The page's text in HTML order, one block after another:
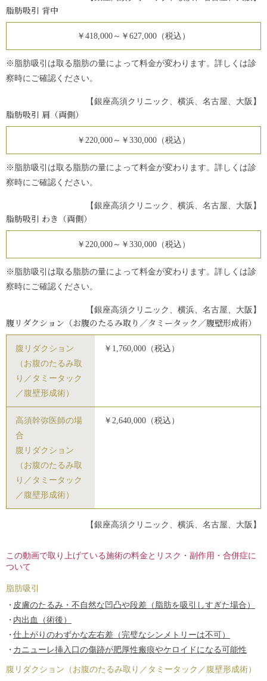
脂肪吸引 背中
￥418,000～￥627,000（税込）
※脂肪吸引は取る脂肪の量によって料金が変わります。詳しくは診
察時にご確認ください。
【銀座高須クリニック、横浜、名古屋、大阪】
脂肪吸引 肩（両側）
￥220,000～￥330,000（税込）
※脂肪吸引は取る脂肪の量によって料金が変わります。詳しくは診
察時にご確認ください。
【銀座高須クリニック、横浜、名古屋、大阪】
脂肪吸引 わき（両側）
￥220,000～￥330,000（税込）
※脂肪吸引は取る脂肪の量によって料金が変わります。詳しくは診
察時にご確認ください。
【銀座高須クリニック、横浜、名古屋、大阪】
腹リダクション（お腹のたるみ取り／タミータック／腹壁形成術）
腹リダクション
（お腹のたるみ取
り／タミータック
／腹壁形成術）
￥1,760,000（税込）
高須幹弥医師の場
合
腹リダクション
（お腹のたるみ取
り／タミータック
／腹壁形成術）
￥2,640,000（税込）
【銀座高須クリニック、横浜、名古屋、大阪】
この動画で取り上げている施術の料金とリスク・副作用・合併症に
ついて
脂肪吸引
皮膚のたるみ・不自然な凹凸や段差（脂肪を吸引しすぎた場合）
内出血（術後）
仕上がりのわずかな左右差（完璧なシンメトリーは不可）
カニューレ挿入口の傷跡が肥厚性瘢痕やケロイドになる可能性
腹リダクション（お腹のたるみ取り／タミータック／腹壁形成術）